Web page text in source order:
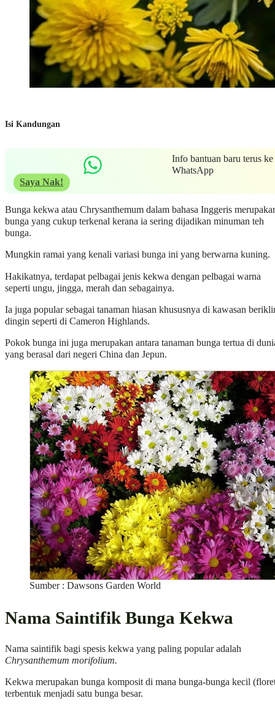
Isi Kandungan
Info bantuan baru terus ke
WhatsApp
Saya Nak!
Bunga kekwa atau Chrysanthemum dalam bahasa Inggeris
bunga yang cukup terkenal kerana ia sering dijadikan minuman teh
bunga.
Mungkin ramai yang kenali variasi bunga ini yang berwarna kuning.
Hakikatnya, terdapat pelbagai jenis kekwa dengan pelbagai warna
seperti ungu, jingga, merah dan sebagainya.
Ia juga popular sebagai tanaman hiasan khususnya di kawasan
dingin seperti di Cameron Highlands.
Pokok bunga ini juga merupakan antara tanaman bunga tertua di
yang berasal dari negeri China dan Jepun.
Sumber : Dawsons Garden World
Nama Saintifik Bunga Kekwa
Nama saintifik bagi spesis kekwa yang paling popular adalah
Chrysanthemum morifolium.
Kekwa merupakan bunga komposit di mana bunga-bunga kecil
terbentuk menjadi satu bunga besar.